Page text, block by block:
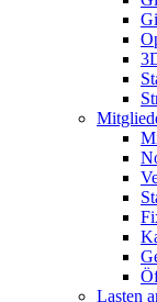
Lasten